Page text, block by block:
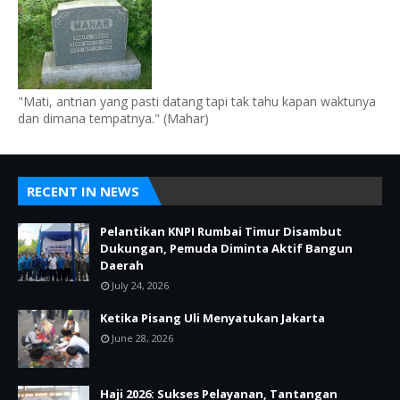
"Mati, antrian yang pasti datang tapi tak tahu kapan waktunya
dan dimana tempatnya." (Mahar)
RECENT IN NEWS
Pelantikan KNPI Rumbai Timur Disambut
Dukungan, Pemuda Diminta Aktif Bangun
Daerah
July 24, 2026
Ketika Pisang Uli Menyatukan Jakarta
June 28, 2026
Haji 2026: Sukses Pelayanan, Tantangan